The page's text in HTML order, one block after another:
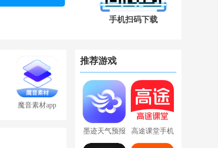
手机扫码下载
魔音素材app
推荐游戏
墨迹天气预报 高途课堂手机